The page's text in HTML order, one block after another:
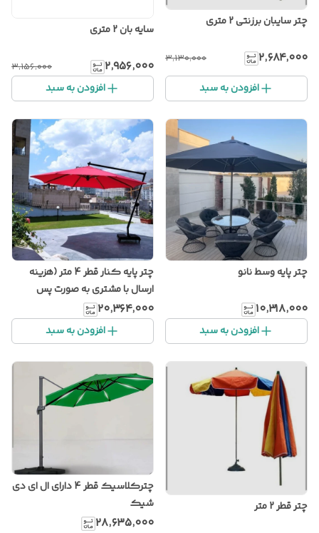
چتر سایبان برزنتی 2 متری
۲٬۶۸۴٬۰۰۰ ۳٬۱۳۰٬۰۰۰
افزودن به سبد
سایه بان 2 متری
۲٬۹۵۶٬۰۰۰ ۳٬۱۵۶٬۰۰۰
افزودن به سبد
چتر پایه وسط نانو
۱۰٬۳۱۸٬۰۰۰
افزودن به سبد
چتر پایه کنار قطر 4 متر (هزینه
ارسال با مشتری به صورت پس
کرایه)
۲۰٬۳۶۴٬۰۰۰
افزودن به سبد
چتر قطر 2 متر
چترکلاسیک قطر 4 دارای ال ای دی
شیک
۲۸٬۶۳۵٬۰۰۰